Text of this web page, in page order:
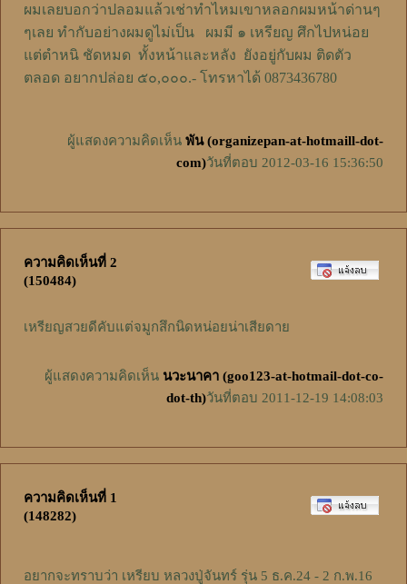
ผมเลยบอกว่าปลอมแล้วเช่าทำไหมเขาหลอกผมหน้าด่านๆ
ๆเลย ทำกับอย่างผมดูไม่เป็น ผมมี ๑ เหรียญ ศึกไปหน่อย
แต่ตำหนิ ชัดหมด ทั้งหน้าและหลัง ยังอยู่กับผม ติดตัว
ตลอด อยากปล่อย ๕๐,๐๐๐.- โทรหาได้ 0873436780
ผู้แสดงความคิดเห็น พัน (organizepan-at-hotmaill-dot-
com)วันที่ตอบ 2012-03-16 15:36:50
ความคิดเห็นที่ 2
(150484)
เหรียญสวยดีคับแต่จมูกสึกนิดหน่อยน่าเสียดาย
ผู้แสดงความคิดเห็น นวะนาคา (goo123-at-hotmail-dot-co-
dot-th)วันที่ตอบ 2011-12-19 14:08:03
ความคิดเห็นที่ 1
(148282)
อยากจะทราบว่า เหรียบ หลวงปู่จันทร์ รุ่น 5 ธ.ค.24 - 2 ก.พ.16